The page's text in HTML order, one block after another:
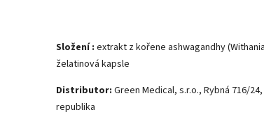
Složení : extrakt z kořene ashwagandhy
želatinová kapsle
Distributor: Green Medical, s.r.o., Rybná 716/
republika